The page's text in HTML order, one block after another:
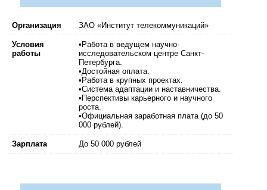
Организация ЗАО «Институт телекоммуникаций»
Условия
работы
•Работа в ведущем научно-
исследовательском центре Санкт-
Петербурга.
•Достойная оплата.
•Работа в крупных проектах.
•Система адаптации и наставничества.
•Перспективы карьерного и научного
роста.
•Официальная заработная плата (до 50
000 рублей).
Зарплата До 50 000 рублей